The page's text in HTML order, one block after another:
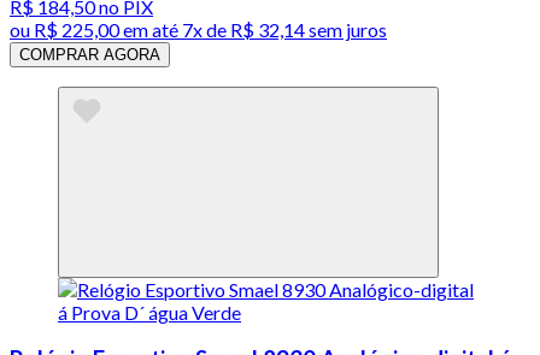
R$ 184,50no PIX
ou R$ 225,00em até 7x de R$ 32,14 sem juros
COMPRAR AGORA